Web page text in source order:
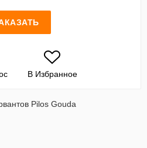
В Избранное
Pilos Gouda